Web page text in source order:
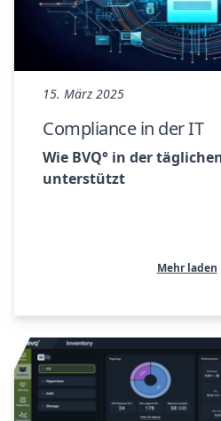
15. März 2025
Compliance in der IT
Wie BVQ° in der
unterstützt
Mehr laden